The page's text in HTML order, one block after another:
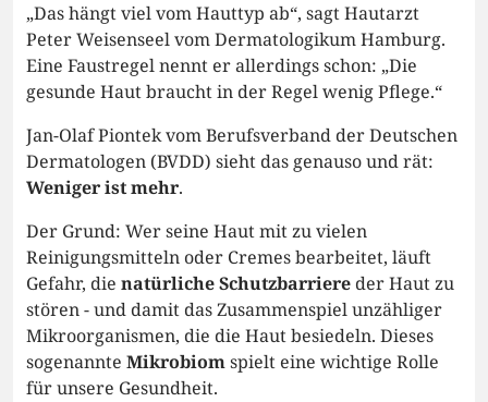
„Das hängt viel vom Hauttyp ab“, sagt Hautarzt
Peter Weisenseel vom Dermatologikum Hamburg.
Eine Faustregel nennt er allerdings schon: „Die
gesunde Haut braucht in der Regel wenig Pflege.“
Jan-Olaf Piontek vom Berufsverband der Deutschen
Dermatologen (BVDD) sieht das genauso und rät:
Weniger ist mehr.
Der Grund: Wer seine Haut mit zu vielen
Reinigungsmitteln oder Cremes bearbeitet, läuft
Gefahr, die natürliche Schutzbarriere der Haut zu
stören - und damit das Zusammenspiel unzähliger
Mikroorganismen, die die Haut besiedeln. Dieses
sogenannte Mikrobiomspielt eine wichtige Rolle
für unsere Gesundheit.